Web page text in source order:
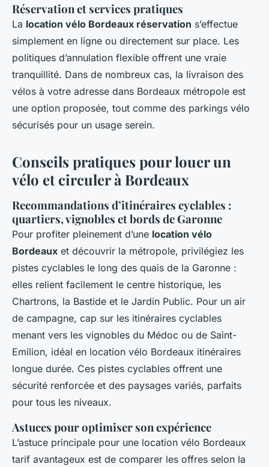
Réservation et services pratiques
La location vélo Bordeaux réservation s’effectue
simplement en ligne ou directement sur place. Les
politiques d’annulation flexible offrent une vraie
tranquillité. Dans de nombreux cas, la livraison des
vélos à votre adresse dans Bordeaux métropole est
une option proposée, tout comme des parkings vélo
sécurisés pour un usage serein.
Conseils pratiques pour louer un
vélo et circuler à Bordeaux
Recommandations d’itinéraires cyclables :
quartiers, vignobles et bords de Garonne
Pour profiter pleinement d’une location vélo
Bordeaux et découvrir la métropole, privilégiez les
pistes cyclables le long des quais de la Garonne :
elles relient facilement le centre historique, les
Chartrons, la Bastide et le Jardin Public. Pour un air
de campagne, cap sur les itinéraires cyclables
menant vers les vignobles du Médoc ou de Saint-
Emilion, idéal en location vélo Bordeaux itinéraires
longue durée. Ces pistes cyclables offrent une
sécurité renforcée et des paysages variés, parfaits
pour tous les niveaux.
Astuces pour optimiser son expérience
L’astuce principale pour une location vélo Bordeaux
tarif avantageux est de comparer les offres selon la